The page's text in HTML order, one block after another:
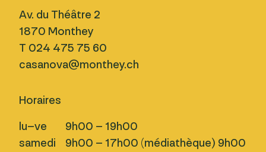
Av. du Théâtre 2
1870 Monthey
T 024 475 75 60
casanova@monthey.ch
Horaires
lu–ve
samedi
9h00 – 19h00
9h00 – 17h00 (médiathèque) 9h00